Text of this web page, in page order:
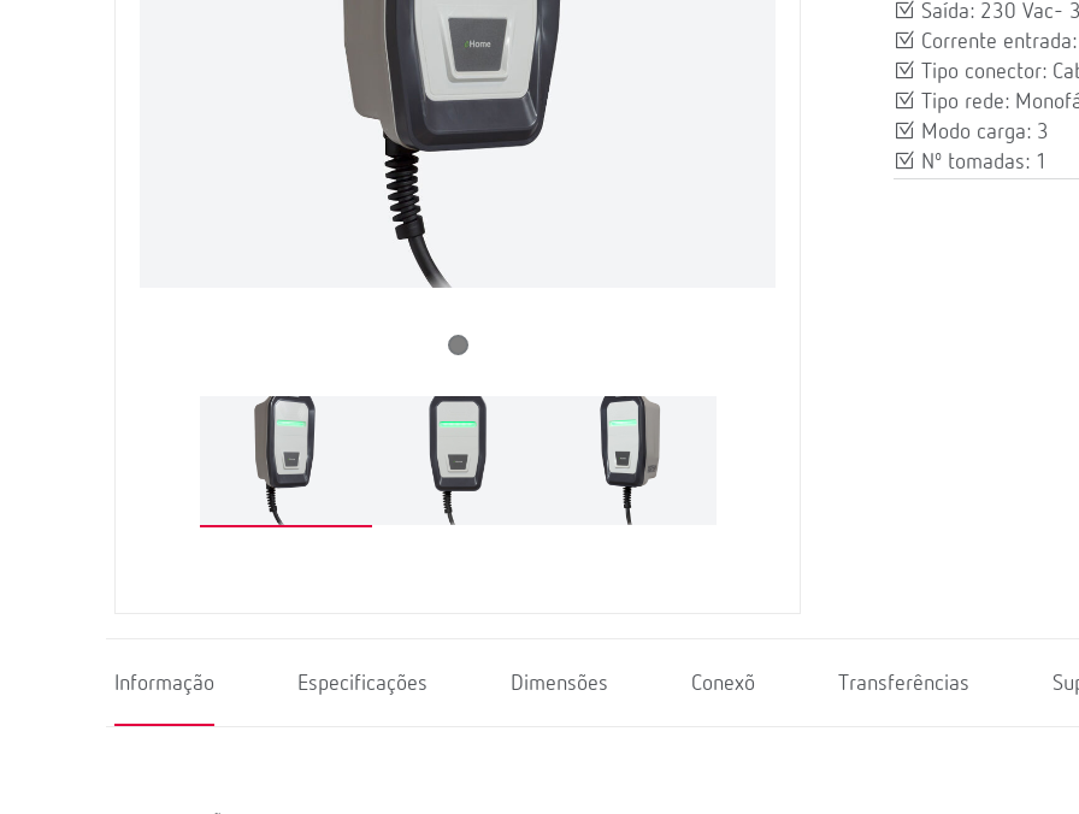
Saída: 230 Vac-
Corrente
Tipo conector:
Tipo rede:
Modo carga: 3
Nº tomadas: 1
Informação Especificações Dimensões Conexõ Transferências